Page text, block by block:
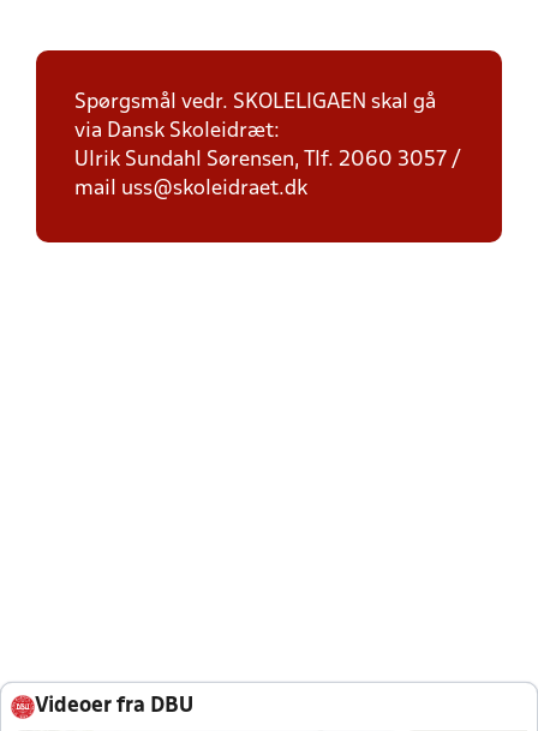
Spørgsmål vedr. SKOLELIGAEN skal gå
via Dansk Skoleidræt:
Ulrik Sundahl Sørensen, Tlf. 2060 3057 /
mail uss@skoleidraet.dk
Videoer fra DBU